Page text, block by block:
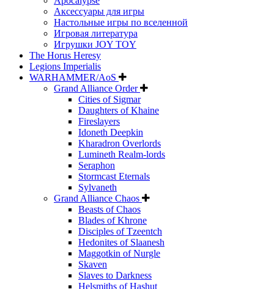
Аксессуары для игры
Настольные игры по вселенной
Игровая литература
Игрушки JOY TOY
The Horus Heresy
Legions Imperialis
WARHAMMER/AoS
Grand Alliance Order
Cities of Sigmar
Daughters of Khaine
Fireslayers
Idoneth Deepkin
Kharadron Overlords
Lumineth Realm-lords
Seraphon
Stormcast Eternals
Sylvaneth
Grand Alliance Chaos
Beasts of Chaos
Blades of Khrone
Disciples of Tzeentch
Hedonites of Slaanesh
Maggotkin of Nurgle
Skaven
Slaves to Darkness
Helsmiths of Hashut